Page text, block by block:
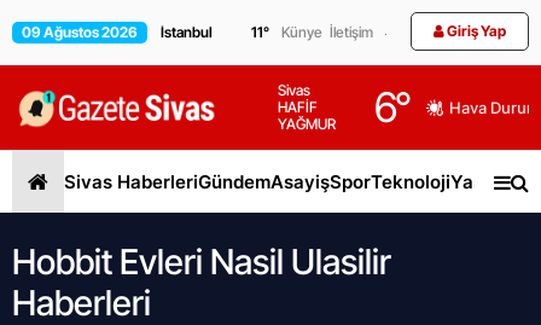
09 Ağustos 2026 11° Künye İletişim Giriş Yap
Sivas
HAFİF
YAĞMUR
6° Hava
Sivas HaberleriGündemAsayişSporTeknolojiYaşam
Hobbit Evleri Nasil Ulasilir
Haberleri